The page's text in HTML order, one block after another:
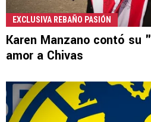
EXCLUSIVA REBAÑO PASIÓN
Karen Manzano contó su
amor a Chivas